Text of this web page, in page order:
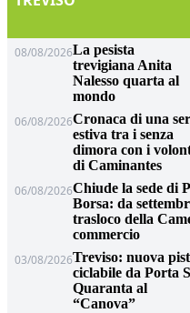
08/08/2026La pesista
trevigiana Anita
Nalesso quarta al
mondo
06/08/2026Cronaca di una
estiva tra i senza
dimora con i
di Caminantes
06/08/2026Chiude la sede di
Borsa: da
trasloco della
commercio
03/08/2026Treviso: nuova
ciclabile da Porta
Quaranta al
“Canova”